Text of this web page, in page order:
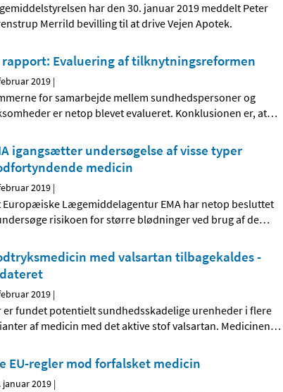
har den 30. januar 2019 meddelt Peter
Merrild bevilling til at drive Vejen Apotek.
rapport: Evaluering af tilknytningsreformen
2019 |
for samarbejde mellem sundhedspersoner og
er netop blevet evalueret. Konklusionen er, at…
igangsætter undersøgelse af visse typer
medicin
2019 |
Europæiske Lægemiddelagentur EMA har netop besluttet
risikoen for større blødninger ved brug af de…
med valsartan tilbagekaldes -
2019 |
er fundet potentielt sundhedsskadelige urenheder i flere
af medicin med det aktive stof valsartan. Medicinen…
EU-regler mod forfalsket medicin
januar 2019 |